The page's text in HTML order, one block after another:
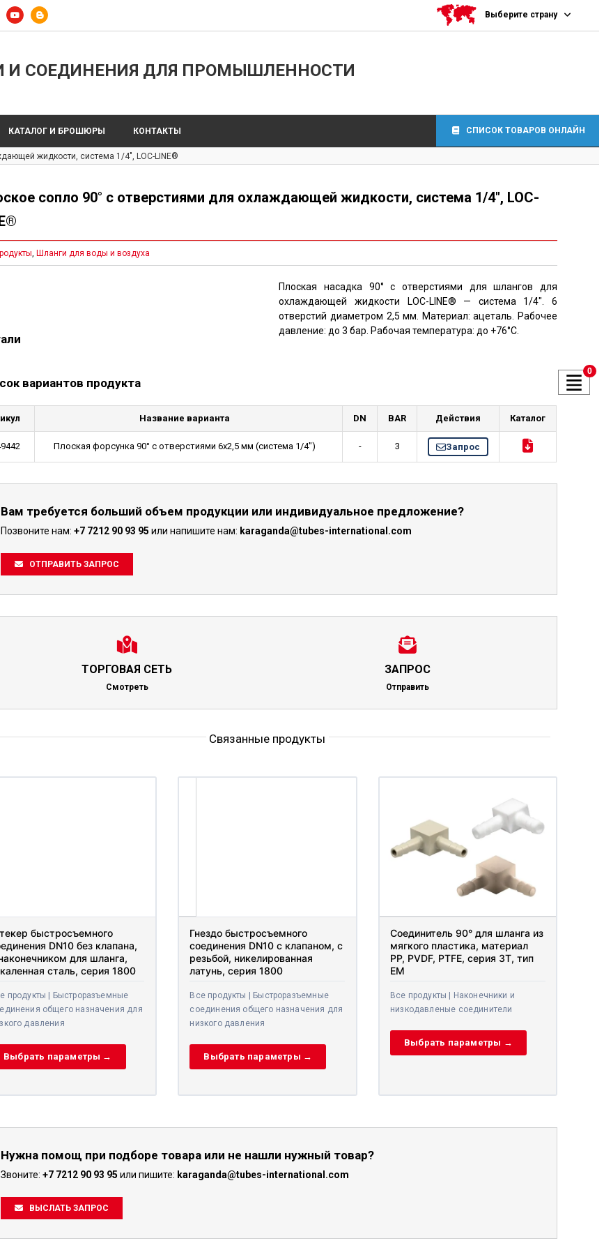
Выберите страну
И СОЕДИНЕНИЯ ДЛЯ ПРОМЫШЛЕННОСТИ
для охлаждающей
вентиляционные
рукава
Шланги для перистальтических насосов
Плавающие шланги и оснащение
Автомобильные шланги и соединители
КАТАЛОГ И БРОШЮРЫ КОНТАКТЫ СПИСОК ТОВАРОВ ОНЛАЙН
жидкости, система 1/4″, LOC-LINE®
сопло 90° с отверстиями для охлаждающей жидкости, система 1/4″, LOC-
, Шланги для воды и воздуха
Плоская насадка 90° с отверстиями для шлангов для
охлаждающей жидкости LOC-LINE® — система 1/4″. 6
отверстий диаметром 2,5 мм. Материал: ацеталь. Рабочее
давление: до 3 бар. Рабочая температура: до +76°C.
вариантов продукта
Название варианта DN BAR Действия Каталог
Плоская форсунка 90° с отверстиями 6x2,5 мм (система 1/4") - 3 Запрос
Вам требуется больший объем продукции или индивидуальное предложение?
Позвоните нам:+7 7212 90 93 95 или напишите нам: karaganda@tubes-international.com
ОТПРАВИТЬ ЗАПРОС
ТОРГОВАЯ СЕТЬ
Смотреть
ЗАПРОС
Отправить
Связанные продукты
быстросъемного
DN10 без клапана,
для шланга,
сталь, серия 1800
продукты | Быстроразъемные
общего назначения для
давления
Выбрать параметры →
Гнездо быстросъемного
соединения DN10 с клапаном, с
резьбой, никелированная
латунь, серия 1800
Все продукты | Быстроразъемные
соединения общего назначения для
низкого давления
Выбрать параметры →
Соединитель 90° для шланга из
мягкого пластика, материал
PP, PVDF, PTFE, серия 3T, тип
EM
Все продукты | Наконечники и
низкодавленые соединители
Выбрать параметры →
Нужна помощ при подборе товара или не нашли нужный товар?
Звоните:+7 7212 90 93 95 или пишите: karaganda@tubes-international.com
ВЫСЛАТЬ ЗАПРОС
0